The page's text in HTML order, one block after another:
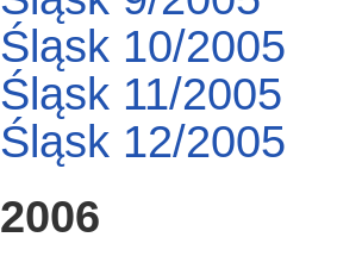
Śląsk 10/2005
Śląsk 11/2005
Śląsk 12/2005
2006